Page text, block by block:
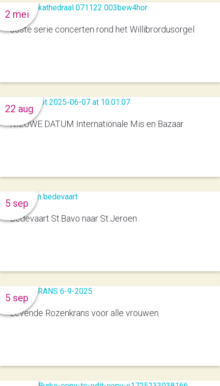
53ste serie concerten rond het Willibrordusorgel
2 mei
NIEUWE DATUM Internationale Mis en Bazaar
22 aug
Bedevaart St.Bavo naar St.Jeroen
5 sep
Levende Rozenkrans voor alle vrouwen
5 sep